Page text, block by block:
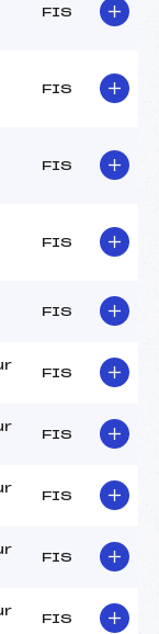
FIS
FIS
FIS
FIS
FIS
FIS
FIS
FIS
FIS
FIS